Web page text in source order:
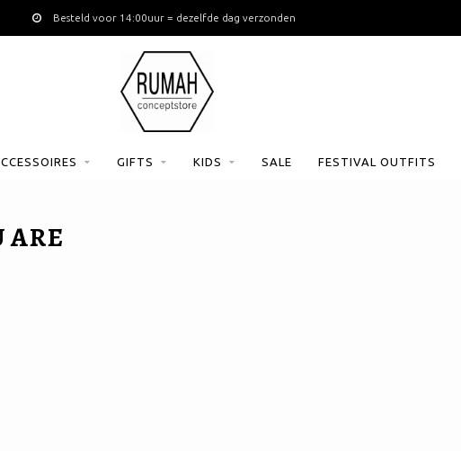
Besteld voor 14:00uur = dezelfde dag verzonden
GIFTS KIDS SALE FESTIVAL OUTFITS
ARE